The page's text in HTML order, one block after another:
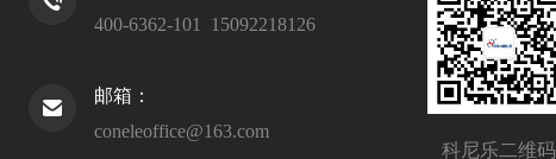
400-6362-101 15092218126
邮箱：
coneleoffice@163.com
科尼乐二维码